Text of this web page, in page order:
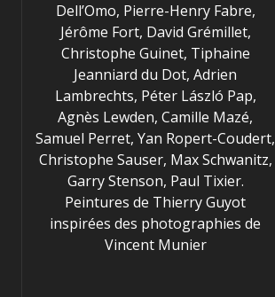
Dell’Omo, Pierre-Henry Fabre,
Jérôme Fort, David Grémillet,
Christophe Guinet, Tiphaine
Jeanniard du Dot, Adrien
Lambrechts, Péter László Pap,
Agnès Lewden, Camille Mazé,
Samuel Perret, Yan Ropert-Coudert,
Christophe Sauser, Max Schwanitz,
Garry Stenson, Paul Tixier.
Peintures de Thierry Guyot
inspirées des photographies de
Vincent Munier